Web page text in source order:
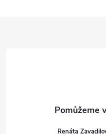
Renáta